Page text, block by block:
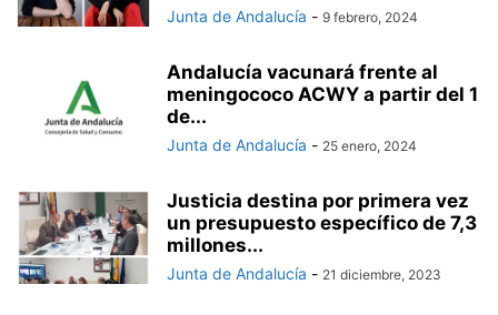
Junta de Andalucía - 9 febrero, 2024
Andalucía vacunará frente al
meningococo ACWY a partir del 1
de...
Junta de Andalucía - 25 enero, 2024
Justicia destina por primera vez
un presupuesto específico de 7,3
millones...
Junta de Andalucía - 21 diciembre, 2023